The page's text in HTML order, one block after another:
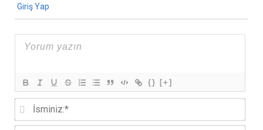
Giriş Yap
{} [+]